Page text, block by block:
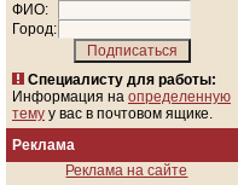
ФИО:
Город:
Специалисту для работы:
Информация на определенную
тему у вас в почтовом ящике.
Реклама
Реклама на сайте